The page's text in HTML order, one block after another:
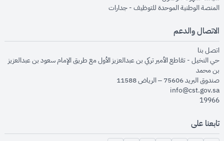
المنصة الوطنية الموحدة للتوظيف - جداراتopens in new window
الاتصال والدعم
اتصل بنا
حي النخيل - تقاطع الأمير تركي بن عبدالعزيز الأول مع طريق الإمام سعود بن عبدالعزيز
بن محمد
صندوق البريد 75606 – الرياض 11588
info@cst.gov.sa
19966
تابعنا على